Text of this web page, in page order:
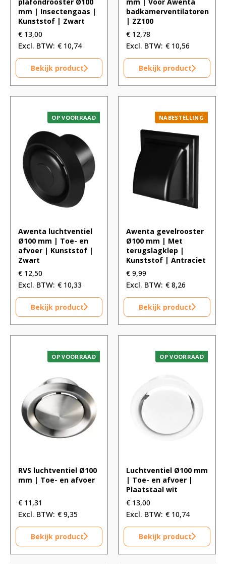
mm | Insectengaas |
Kunststof | Zwart
€ 13,00
€ 10,74
Bekijk product
badkamerventilatoren
| ZZ100
€ 12,78
€ 10,56
Bekijk product
OP VOORRAAD
Awenta luchtventiel
Ø100 mm | Toe- en
afvoer | Kunststof |
Zwart
€ 12,50
€ 10,33
Bekijk product
NABESTELLING
Awenta gevelrooster
Ø100 mm | Met
terugslagklep |
Kunststof | Antraciet
€ 9,99
€ 8,26
Bekijk product
OP VOORRAAD
RVS luchtventiel Ø100
mm | Toe- en afvoer
€ 11,31
€ 9,35
Bekijk product
OP VOORRAAD
Luchtventiel Ø100 mm
| Toe- en afvoer |
Plaatstaal wit
€ 13,00
€ 10,74
Bekijk product